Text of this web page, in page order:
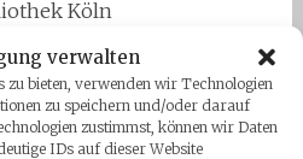
verwalten
zu bieten, verwenden wir Technologien
zu speichern und/oder darauf
zustimmst, können wir Daten
IDs auf dieser Website
Köln
Gladbach